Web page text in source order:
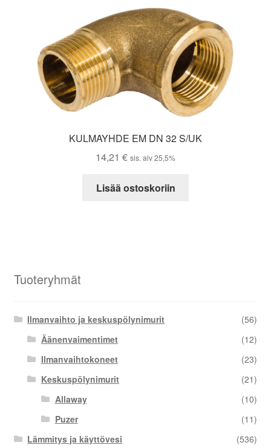
KULMAYHDE EM DN 32 S/UK
14,21 € sis. alv 25,5%
Lisää ostoskoriin
Tuoteryhmät
Ilmanvaihto ja keskuspölynimurit
(56)
Äänenvaimentimet
(12)
Ilmanvaihtokoneet
(23)
Keskuspölynimurit
(21)
Allaway
(10)
Puzer
(11)
Lämmitys ja käyttövesi
(536)